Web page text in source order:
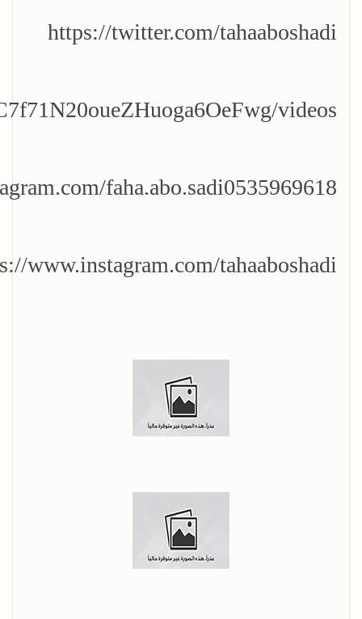
https://twitter.com/tahaaboshadi
videos
faha.abo.sadi0535969618/
www.instagram.com/tahaaboshadi